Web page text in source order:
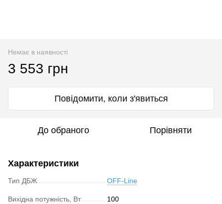
Немає в наявності
3 553 грн
Повідомити, коли з'явиться
До обраного Порівняти
Характеристики
Тип ДБЖ OFF-Line
Вихідна потужність, Вт 100